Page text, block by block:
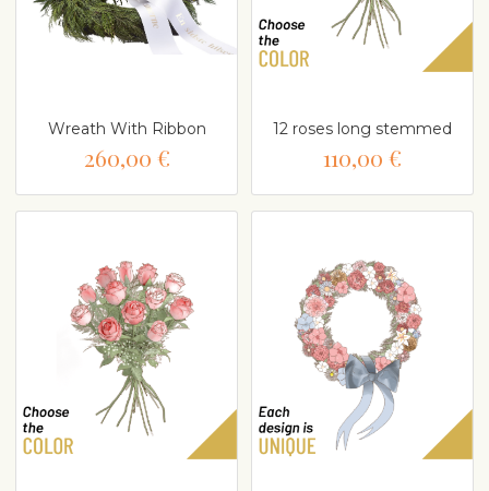
Wreath With Ribbon
260,00 €
12 roses long stemmed
110,00 €